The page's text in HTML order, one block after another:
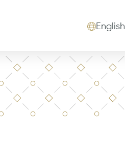
English